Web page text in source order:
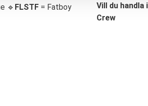
🔹 FLSTF = Fatboy
Vill du
Crew